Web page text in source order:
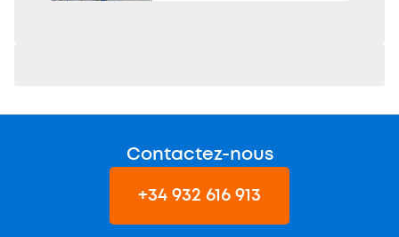
Contactez-nous
+34 932 616 913